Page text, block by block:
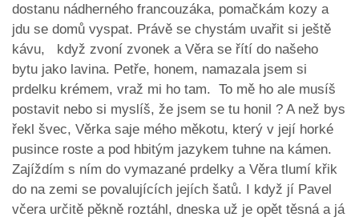
dostanu nádherného francouzáka, pomačkám kozy a
jdu se domů vyspat. Právě se chystám uvařit si ještě
kávu, když zvoní zvonek a Věra se řítí do našeho
bytu jako lavina. Petře, honem, namazala jsem si
prdelku krémem, vraž mi ho tam. To mě ho ale musíš
postavit nebo si myslíš, že jsem se tu honil ? A než bys
řekl švec, Věrka saje mého měkotu, který v její horké
pusince roste a pod hbitým jazykem tuhne na kámen.
Zajíždím s ním do vymazané prdelky a Věra tlumí křik
do na zemi se povalujících jejích šatů. I když jí Pavel
včera určitě pěkně roztáhl, dneska už je opět těsná a já